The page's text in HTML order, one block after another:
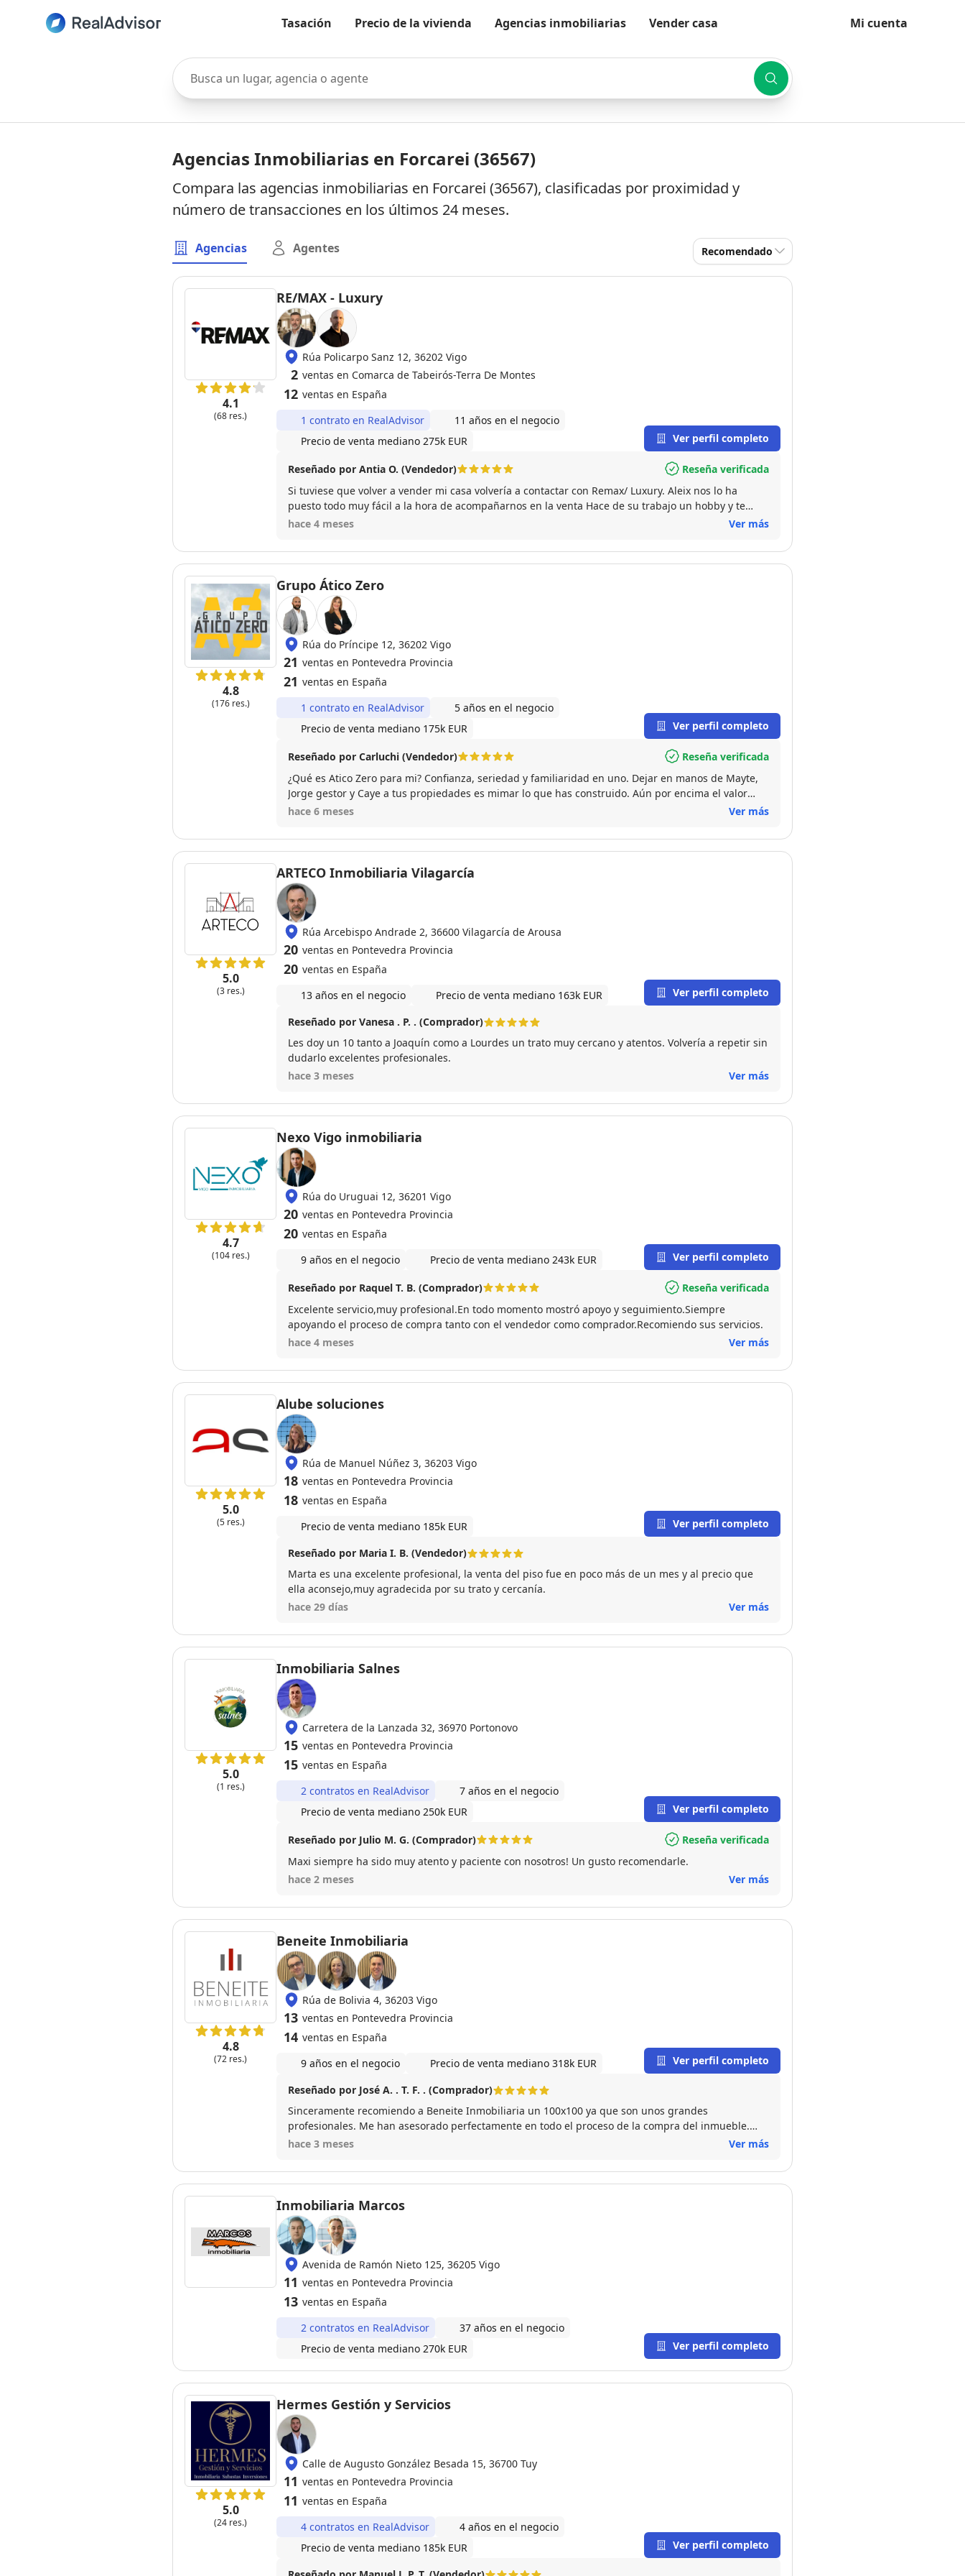
Tasación Precio de la vivienda Agencias inmobiliarias Vender casa Mi cuenta
Busca un lugar, agencia o agente
Agencias Inmobiliarias en Forcarei (36567)
Compara las agencias inmobiliarias en Forcarei (36567), clasificadas por proximidad y
número de transacciones en los últimos 24 meses.
Agencias Agentes Recomendado
4.1
(68 res.)
RE/MAX - Luxury
Rúa Policarpo Sanz 12, 36202 Vigo
2 ventas en Comarca de Tabeirós-Terra De Montes
12 ventas en España
1 contrato en RealAdvisor
11 años en el negocio
Precio de venta mediano 275k EUR
Ver perfil completo
Reseñado por Antia O. (Vendedor)
Reseña verificada
Si tuviese que volver a vender mi casa volvería a contactar con Remax/ Luxury. Aleix nos lo ha
puesto todo muy fácil a la hora de acompañarnos en la venta Hace de su trabajo un hobby y te
hace disfrutar con él, es el mejor!
hace 4 meses Ver más
4.8
(176 res.)
Grupo Ático Zero
Rúa do Príncipe 12, 36202 Vigo
21 ventas en Pontevedra Provincia
21 ventas en España
1 contrato en RealAdvisor
5 años en el negocio
Precio de venta mediano 175k EUR
Ver perfil completo
Reseñado por Carluchi (Vendedor)
Reseña verificada
¿Qué es Atico Zero para mi? Confianza, seriedad y familiaridad en uno. Dejar en manos de Mayte,
Jorge gestor y Caye a tus propiedades es mimar lo que has construido. Aún por encima el valor
añadido es que son una empresa híbrida que te puede asesorar en todo lo concerniente a
hace 6 meses Ver más
5.0
(3 res.)
ARTECO Inmobiliaria Vilagarcía
Rúa Arcebispo Andrade 2, 36600 Vilagarcía de Arousa
20 ventas en Pontevedra Provincia
20 ventas en España
13 años en el negocio
Precio de venta mediano 163k EUR Ver perfil completo
Reseñado por Vanesa . P. . (Comprador)
Les doy un 10 tanto a Joaquín como a Lourdes un trato muy cercano y atentos. Volvería a repetir sin
dudarlo excelentes profesionales.
hace 3 meses
Ver más
4.7
(104 res.)
Nexo Vigo inmobiliaria
Rúa do Uruguai 12, 36201 Vigo
20 ventas en Pontevedra Provincia
20 ventas en España
9 años en el negocio
Precio de venta mediano 243k EUR Ver perfil completo
Reseñado por Raquel T. B. (Comprador)
Reseña verificada
Excelente servicio,muy profesional.En todo momento mostró apoyo y seguimiento.Siempre
apoyando el proceso de compra tanto con el vendedor como comprador.Recomiendo sus servicios.
hace 4 meses
Ver más
5.0
(5 res.)
Alube soluciones
Rúa de Manuel Núñez 3, 36203 Vigo
18 ventas en Pontevedra Provincia
18 ventas en España
Precio de venta mediano 185k EUR
Ver perfil completo
Reseñado por Maria I. B. (Vendedor)
Marta es una excelente profesional, la venta del piso fue en poco más de un mes y al precio que
ella aconsejo,muy agradecida por su trato y cercanía.
hace 29 días
Ver más
5.0
(1 res.)
Inmobiliaria Salnes
Carretera de la Lanzada 32, 36970 Portonovo
15 ventas en Pontevedra Provincia
15 ventas en España
2 contratos en RealAdvisor
7 años en el negocio
Precio de venta mediano 250k EUR
Ver perfil completo
Reseñado por Julio M. G. (Comprador)
Reseña verificada
Maxi siempre ha sido muy atento y paciente con nosotros! Un gusto recomendarle.
hace 2 meses
Ver más
4.8
(72 res.)
Beneite Inmobiliaria
Rúa de Bolivia 4, 36203 Vigo
13 ventas en Pontevedra Provincia
14 ventas en España
9 años en el negocio
Precio de venta mediano 318k EUR Ver perfil completo
Reseñado por José A. . T. F. . (Comprador)
Sinceramente recomiendo a Beneite Inmobiliaria un 100x100 ya que son unos grandes
profesionales. Me han asesorado perfectamente en todo el proceso de la compra del inmueble.
Muchísimas gracias
hace 3 meses Ver más
Inmobiliaria Marcos
Avenida de Ramón Nieto 125, 36205 Vigo
11 ventas en Pontevedra Provincia
13 ventas en España
2 contratos en RealAdvisor
37 años en el negocio
Precio de venta mediano 270k EUR
Ver perfil completo
5.0
(24 res.)
Hermes Gestión y Servicios
Calle de Augusto González Besada 15, 36700 Tuy
11 ventas en Pontevedra Provincia
11 ventas en España
4 contratos en RealAdvisor
4 años en el negocio
Precio de venta mediano 185k EUR
Ver perfil completo